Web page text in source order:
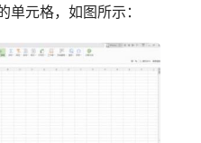
元格，如图所示：